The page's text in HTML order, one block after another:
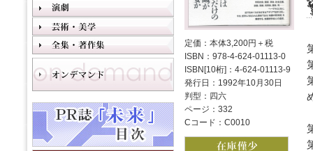
定価：本体3,200円＋税
ISBN：978-4-624-01113-0
ISBN[10桁]：4-624-01113-9
発行日：1992年10月30日
判型：四六
ページ：332
Cコード：C0010